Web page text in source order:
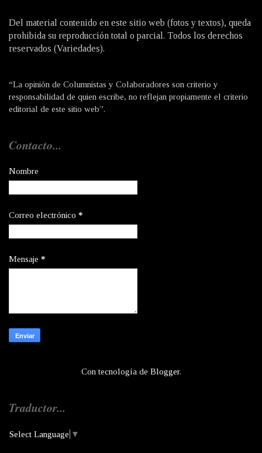
Del material contenido en este sitio web (fotos y textos), queda
prohibida su reproducción total o parcial. Todos los derechos
reservados (Variedades).
“La opinión de Columnistas y Colaboradores son criterio y
responsabilidad de quien escribe, no reflejan propiamente el criterio
editorial de este sitio web”.
Contacto...
Nombre
Correo electrónico *
Mensaje *
Con tecnología de Blogger.
Traductor...
Select Language ▼